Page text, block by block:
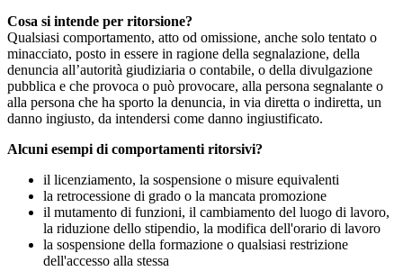
Cosa si intende per ritorsione?
Qualsiasi comportamento, atto od omissione, anche solo tentato o
minacciato, posto in essere in ragione della segnalazione, della
denuncia all’autorità giudiziaria o contabile, o della divulgazione
pubblica e che provoca o può provocare, alla persona segnalante o
alla persona che ha sporto la denuncia, in via diretta o indiretta, un
danno ingiusto, da intendersi come danno ingiustificato.
Alcuni esempi di comportamenti ritorsivi?
il licenziamento, la sospensione o misure equivalenti
la retrocessione di grado o la mancata promozione
il mutamento di funzioni, il cambiamento del luogo di lavoro,
la riduzione dello stipendio, la modifica dell'orario di lavoro
la sospensione della formazione o qualsiasi restrizione
dell'accesso alla stessa